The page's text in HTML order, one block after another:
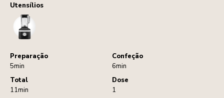
Utensílios
Blender
Preparação
5min
Confeção
6min
Total
11min
Dose
1